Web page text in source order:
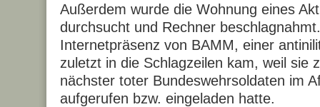
Außerdem wurde die Wohnung eines
durchsucht und Rechner
Internetpräsenz von BAMM, einer
zuletzt in die Schlagzeilen kam, weil sie
nächster toter Bundeswehrsoldaten im
aufgerufen bzw. eingeladen hatte.